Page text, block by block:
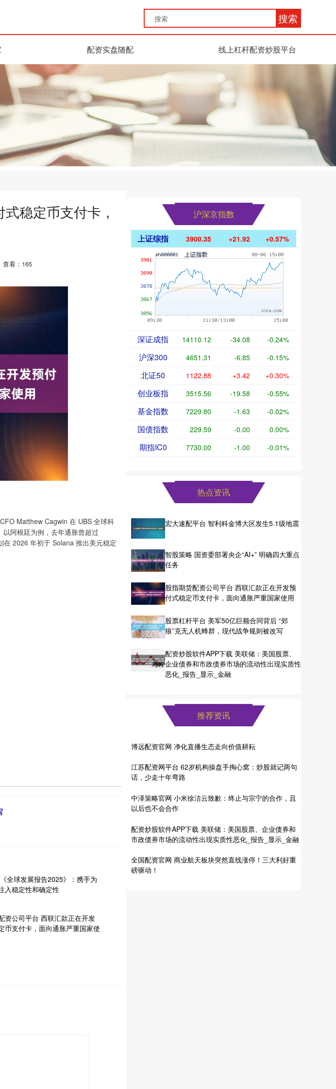
搜索
配资实盘随配 线上杠杆配资炒股平台
稳定币支付卡，
查看：165
Matthew Cagwin 在 UBS 全球科
阿根廷为例，去年通胀曾超过
2026 年初于 Solana 推出美元稳定
全球发展报告2025》：携手为
入稳定性和确定性
资公司平台 ​西联汇款正在开发
币支付卡，面向通胀严重国家使
沪深京指数
上证综指 3900.35 +21.92 +0.57%
深证成指 14110.12 -34.08 -0.24%
沪深300 4651.31 -6.85 -0.15%
北证50 1122.88 +3.42 +0.30%
创业板指 3515.56 -19.58 -0.55%
基金指数 7229.80 -1.63 -0.02%
国债指数 229.59 -0.00 0.00%
期指IC0 7730.00 -1.00 -0.01%
热点资讯
宏大速配平台 智利科金博大区发生5.1级地震
智股策略 国资委部署央企“AI+” 明确四大重点
任务
股指期货配资公司平台 ​西联汇款正在开发预
付式稳定币支付卡，面向通胀严重国家使用
股票杠杆平台 美军50亿巨额合同背后 “郊
狼”克无人机蜂群，现代战争规则被改写
配资炒股软件APP下载 美联储：美国股票、
企业债券和市政债券市场的流动性出现实质性
恶化_报告_显示_金融
推荐资讯
博远配资官网 净化直播生态走向价值耕耘
江苏配资网平台 62岁机构操盘手掏心窝：炒股就记两句
话，少走十年弯路
中泽策略官网 小米徐洁云致歉：终止与宗宁的合作，且
以后也不会合作
配资炒股软件APP下载 美联储：美国股票、企业债券和
市政债券市场的流动性出现实质性恶化_报告_显示_金融
全国配资官网 商业航天板块突然直线涨停！三大利好重
磅驱动！